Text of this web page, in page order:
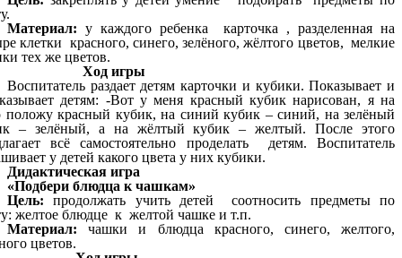
Материал: у каждого ребенка карточка , разделенная на
клетки красного, синего, зелёного, жёлтого цветов, мелкие
тех же цветов.
Ход игры
Воспитатель раздает детям карточки и кубики. Показывает и
детям: -Вот у меня красный кубик нарисован, я на
положу красный кубик, на синий кубик – синий, на зелёный
– зелёный, а на жёлтый кубик – желтый. После этого
всё самостоятельно проделать детям. Воспитатель
у детей какого цвета у них кубики.
Дидактическая игра
«Подбери блюдца к чашкам»
Цель: продолжать учить детей соотносить предметы по
желтое блюдце к желтой чашке и т.п.
Материал: чашки и блюдца красного, синего, желтого,
цветов.